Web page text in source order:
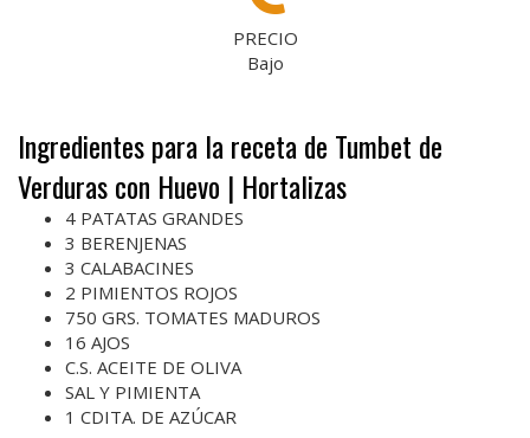
PRECIO
Bajo
Ingredientes para la receta de Tumbet de
Verduras con Huevo | Hortalizas
4 PATATAS GRANDES
3 BERENJENAS
3 CALABACINES
2 PIMIENTOS ROJOS
750 GRS. TOMATES MADUROS
16 AJOS
C.S. ACEITE DE OLIVA
SAL Y PIMIENTA
1 CDITA. DE AZÚCAR